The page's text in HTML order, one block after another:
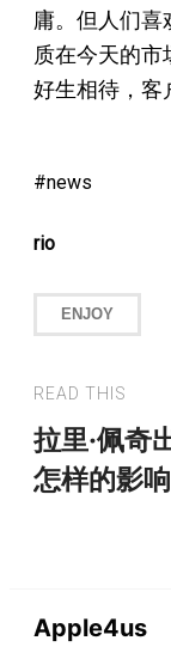
庸。但人们喜
质在今天的
好生相待，客
news
rio
ENJOY
READ THIS
拉里·佩奇
怎样的影
Apple4us